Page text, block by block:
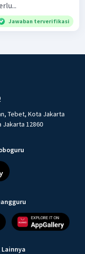
Jawaban terverifikasi
Tebet, Kota Jakarta
Jakarta 12860
Lainnya